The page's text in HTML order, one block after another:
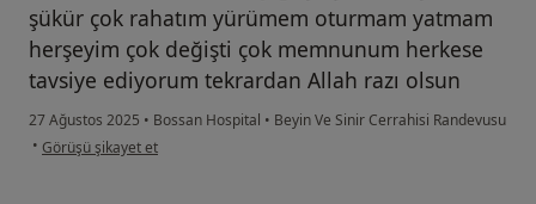
şükür çok rahatım yürümem oturmam yatmam
herşeyim çok değişti çok memnunum herkese
tavsiye ediyorum tekrardan Allah razı olsun
27 Ağustos 2025 • Bossan Hospital • Beyin Ve Sinir Cerrahisi Randevusu
• kullanıcının görüşüne göre r.....
Görüşü şikayet et